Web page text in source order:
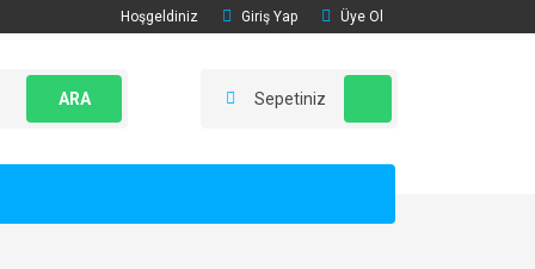
Hoşgeldiniz Giriş Yap Üye Ol
ARA Sepetiniz